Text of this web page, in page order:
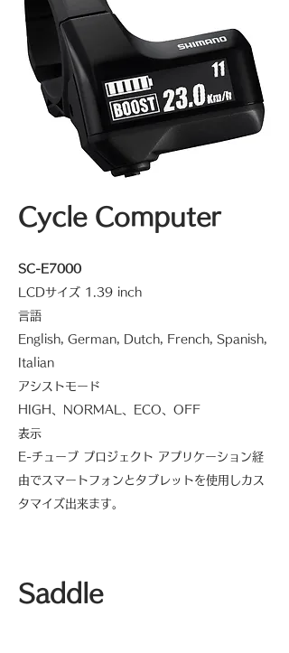
Cycle Computer
SC-E7000
LCDサイズ 1.39 inch
言語
English, German, Dutch, French, Spanish,
Italian
アシストモード
HIGH、NORMAL、ECO、OFF
表示
E-チューブ プロジェクト アプリケーション経
由でスマートフォンとタブレットを使用しカス
タマイズ出来ます。
Saddle